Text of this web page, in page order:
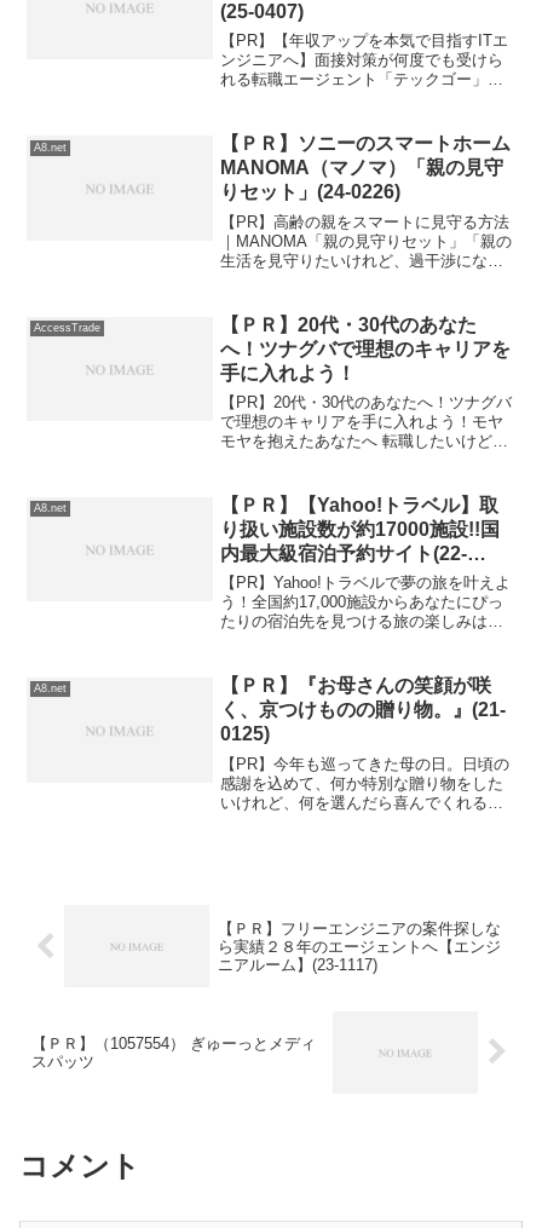
(25-0407)
【PR】【年収アップを本気で目指すITエ
ンジニアへ】面接対策が何度でも受けら
れる転職エージェント「テックゴー」と
っと評価してくれる環境で働きたい」そ
んな悩みを抱えている...
A8.net
【ＰＲ】ソニーのスマートホーム
MANOMA（マノマ）「親の見守
りセット」(24-0226)
【PR】高齢の親をスマートに見守る方法
｜MANOMA「親の見守りセット」「親の
生活を見守りたいけれど、過干渉になり
えている方におすすめなのが、ソニーの
スマートホームサー...
AccessTrade
【ＰＲ】20代・30代のあなた
へ！ツナグバで理想のキャリアを
手に入れよう！
【PR】20代・30代のあなたへ！ツナグバ
で理想のキャリアを手に入れよう！モヤ
モヤを抱えたあなたへ 転職したいけど、
職活動がうまくいかなくて、自信をなく
している？そ...
A8.net
【ＰＲ】【Yahoo!トラベル】取
り扱い施設数が約17000施設!!国
内最大級宿泊予約サイト(22-
0324)
【PR】Yahoo!トラベルで夢の旅を叶えよ
う！全国約17,000施設からあなたにぴっ
たりの宿泊先を見つける旅の楽しみは、
クしながら旅程を組み立てるのは至福の
時間です。...
A8.net
【ＰＲ】『お母さんの笑顔が咲
く、京つけものの贈り物。』(21-
0125)
【PR】今年も巡ってきた母の日。日頃の
感謝を込めて、何か特別な贈り物をした
いけれど、何を選んだら喜んでくれるか
【ＰＲ】フリーエンジニアの案件探しな
ら実績２８年のエージェントへ【エンジ
ニアルーム】(23-1117)
【ＰＲ】（1057554） ぎゅーっとメディ
スパッツ
コメント